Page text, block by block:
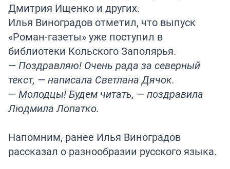
Дмитрия Ищенко и других.
Илья Виноградов отметил, что выпуск
«Роман-газеты» уже поступил в
библиотеки Кольского Заполярья.
— Поздравляю! Очень рада за северный
текст, — написала Светлана Дячок.
— Молодцы! Будем читать, — поздравила
Людмила Лопатко.
Напомним, ранее Илья Виноградов
рассказал о разнообразии русского языка.